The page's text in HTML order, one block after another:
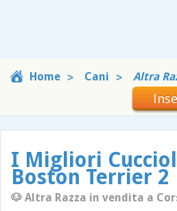
Home Cani Altra
I Migliori
Boston Terrier 2
🐶 Altra Razza in vendita a